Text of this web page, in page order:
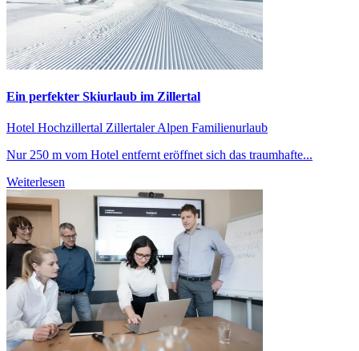
Ein perfekter Skiurlaub im Zillertal
Hotel Hochzillertal Zillertaler Alpen Familienurlaub
Nur 250 m vom Hotel entfernt eröffnet sich das traumhafte...
Weiterlesen